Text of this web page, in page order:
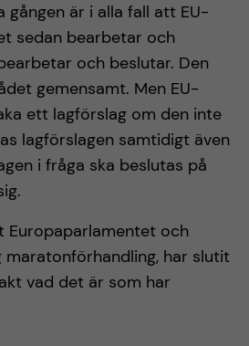
gången är i alla fall att EU-
sedan bearbetar och
och beslutar. Den
gemensamt. Men EU-
ett lagförslag om den inte
lagförslagen samtidigt även
i fråga ska beslutas på
Europaparlamentet och
har slutit
vad det är som har